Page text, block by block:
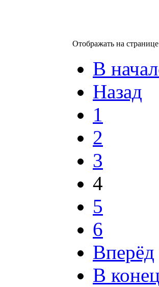
Отображать на
В
Назад
1
2
3
4
5
6
Вперёд
В